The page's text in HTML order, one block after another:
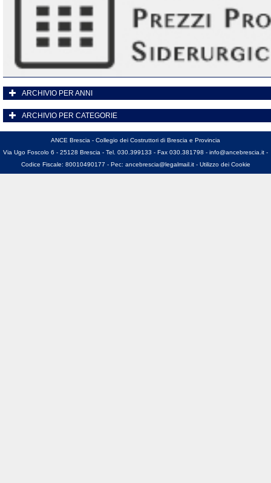
ARCHIVIO PER ANNI
ARCHIVIO PER CATEGORIE
ANCE Brescia - Collegio dei Costruttori di Brescia e Provincia
Via Ugo Foscolo 6 - 25128 Brescia - Tel. 030.399133 - Fax 030.381798 - info@ancebrescia.it -
Codice Fiscale: 80010490177 - Pec: ancebrescia@legalmail.it- Utilizzo dei Cookie